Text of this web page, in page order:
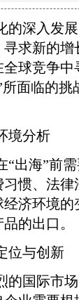
的深入发
求新的
全球竞争
所面临的
境分析
“出海”前
习惯、法
济环境
的出口。
位与创新
的国际市